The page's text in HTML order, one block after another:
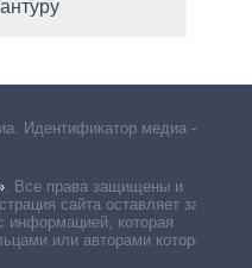
Идентификатор медиа –
Все права защищены и
сайта оставляет за
информацией, которая
или авторами которой